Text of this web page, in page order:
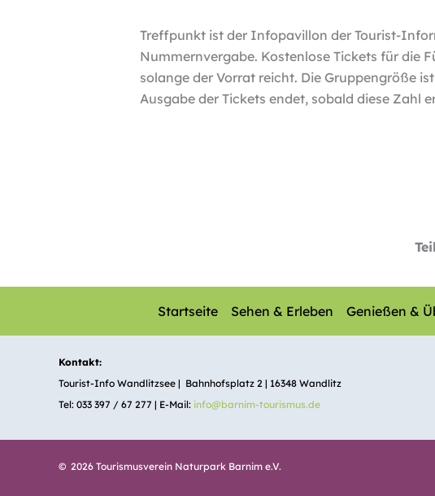
Treffpunkt ist der Infopavillon der Tourist-
Nummernvergabe. Kostenlose Tickets für die
solange der Vorrat reicht. Die Gruppengröße
Ausgabe der Tickets endet, sobald diese Zahl
Startseite Sehen & Erleben Genießen &
Kontakt:
Tourist-Info Wandlitzsee | Bahnhofsplatz 2 | 16348 Wandlitz
Tel: 033 397 / 67 277 | E-Mail: info@barnim-tourismus.de
© 2026 Tourismusverein Naturpark Barnim e.V.